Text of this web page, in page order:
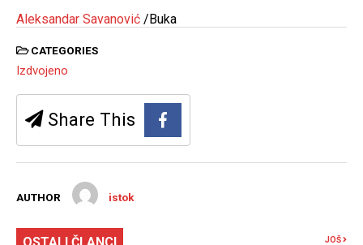
Aleksandar Savanović /Buka
CATEGORIES
Izdvojeno
Share This
AUTHOR istok
JOŠ